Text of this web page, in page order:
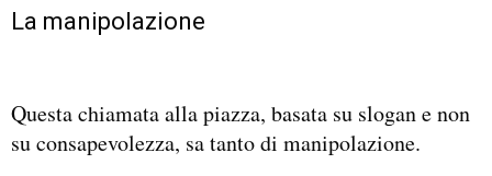
La manipolazione
Questa chiamata alla piazza, basata su slogan e non
su consapevolezza, sa tanto di manipolazione.